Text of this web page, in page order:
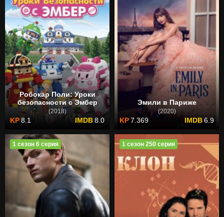
Робокар Поли: Уроки
безопасности с Эмбер
(2018)
8.1 8.0
Эмили в Париже
(2020)
7.369 6.9
1 сезон 6 серия 1 сезон 250 серия